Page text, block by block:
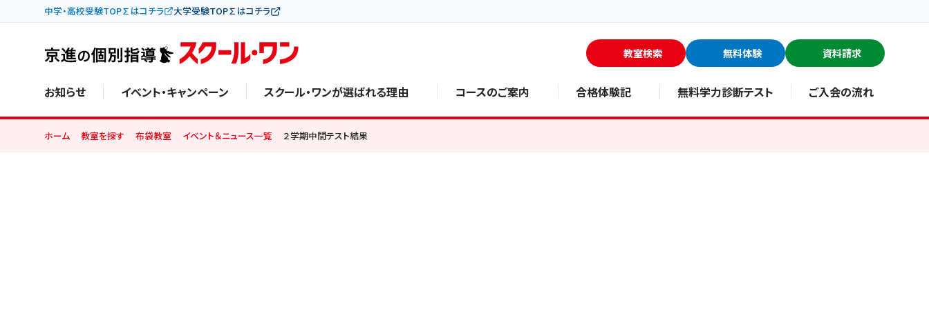
中学・高校受験TOP∑はコチラ 大学受験TOP∑はコチラ
教室検索 無料体験 資料請求
お知らせ イベント・キャンペーン スクール・ワンが選ばれる理由 コースのご案内 合格体験記 無料学力診断テスト ご入会の流れ
ホーム 教室を探す 布袋教室 イベント＆ニュース一覧 ２学期中間テスト結果